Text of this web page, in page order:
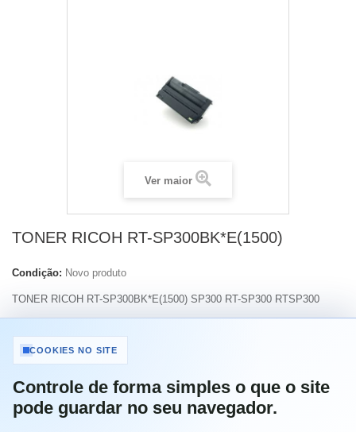
Ver maior
TONER RICOH RT-SP300BK*E(1500)
Condição: Novo produto
TONER RICOH RT-SP300BK*E(1500) SP300 RT-SP300 RTSP300
Imprimir
10,89 €com IVA
COOKIES NO SITE
Controle de forma simples o que o site
pode guardar no seu navegador.